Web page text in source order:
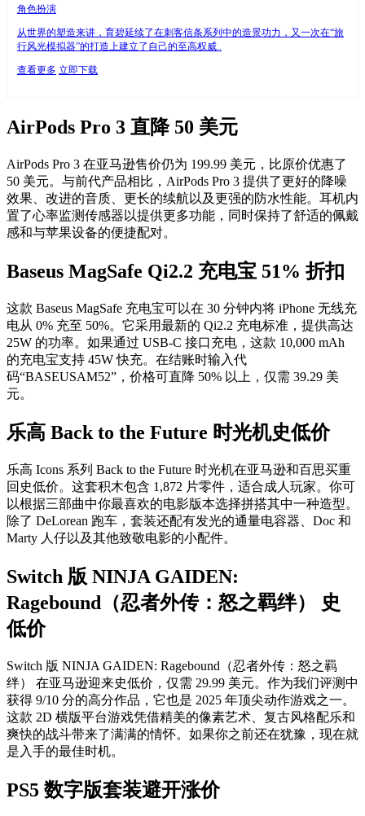
角色扮演
从世界的塑造来讲，育碧延续了在刺客信条系列中的造景功力，又一次在“旅
行风光模拟器”的打造上建立了自己的至高权威..
查看更多 立即下载
AirPods Pro 3 直降 50 美元
AirPods Pro 3 在亚马逊售价仍为 199.99 美元，比原价优惠了
50 美元。与前代产品相比，AirPods Pro 3 提供了更好的降噪
效果、改进的音质、更长的续航以及更强的防水性能。耳机内
置了心率监测传感器以提供更多功能，同时保持了舒适的佩戴
感和与苹果设备的便捷配对。
Baseus MagSafe Qi2.2 充电宝 51% 折扣
这款 Baseus MagSafe 充电宝可以在 30 分钟内将 iPhone 无线充
电从 0% 充至 50%。它采用最新的 Qi2.2 充电标准，提供高达
25W 的功率。如果通过 USB-C 接口充电，这款 10,000 mAh
的充电宝支持 45W 快充。在结账时输入代
码“BASEUSAM52”，价格可直降 50% 以上，仅需 39.29 美
元。
乐高 Back to the Future 时光机史低价
乐高 Icons 系列 Back to the Future 时光机在亚马逊和百思买重
回史低价。这套积木包含 1,872 片零件，适合成人玩家。你可
以根据三部曲中你最喜欢的电影版本选择拼搭其中一种造型。
除了 DeLorean 跑车，套装还配有发光的通量电容器、Doc 和
Marty 人仔以及其他致敬电影的小配件。
Switch 版 NINJA GAIDEN:
Ragebound（忍者外传：怒之羁绊） 史
低价
Switch 版 NINJA GAIDEN: Ragebound（忍者外传：怒之羁
绊） 在亚马逊迎来史低价，仅需 29.99 美元。作为我们评测中
获得 9/10 分的高分作品，它也是 2025 年顶尖动作游戏之一。
这款 2D 横版平台游戏凭借精美的像素艺术、复古风格配乐和
爽快的战斗带来了满满的情怀。如果你之前还在犹豫，现在就
是入手的最佳时机。
PS5 数字版套装避开涨价